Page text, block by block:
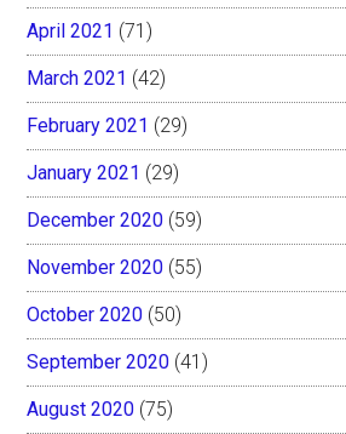
April 2021 (71)
March 2021 (42)
February 2021 (29)
January 2021 (29)
December 2020 (59)
November 2020 (55)
October 2020 (50)
September 2020 (41)
August 2020 (75)